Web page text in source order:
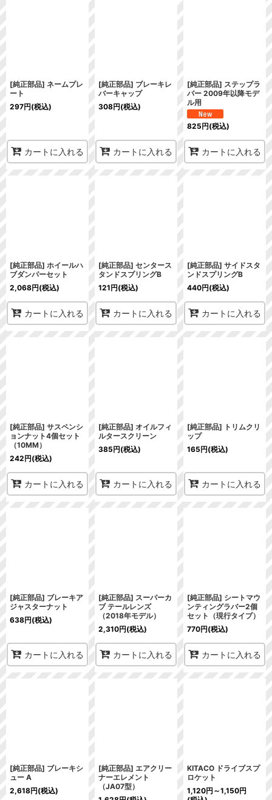
[純正部品] ネームプレ
ート
297円(税込)
カートに入れる
[純正部品] ブレーキレ
バーキャップ
308円(税込)
カートに入れる
[純正部品] ステップラ
バー 2009年以降モデ
ル用
825円(税込)
カートに入れる
[純正部品] ホイールハ
ブダンパーセット
2,068円(税込)
カートに入れる
[純正部品] センタース
タンドスプリングB
121円(税込)
カートに入れる
[純正部品] サイドスタ
ンドスプリングB
440円(税込)
カートに入れる
[純正部品] サスペンシ
ョンナット4個セット
（10MM）
242円(税込)
カートに入れる
[純正部品] オイルフィ
ルタースクリーン
385円(税込)
カートに入れる
[純正部品] トリムクリ
ップ
165円(税込)
カートに入れる
[純正部品] ブレーキア
ジャスターナット
638円(税込)
カートに入れる
[純正部品] スーパーカ
ブ テールレンズ
（2018年モデル）
2,310円(税込)
カートに入れる
[純正部品] シートマウ
ンティングラバー2個
セット（現行タイプ）
770円(税込)
カートに入れる
[純正部品] ブレーキシ
ュー A
2,618円(税込)
[純正部品] エアクリー
ナーエレメント
（JA07型）
KITACO ドライブスプ
ロケット
1,120円 ～1,150円